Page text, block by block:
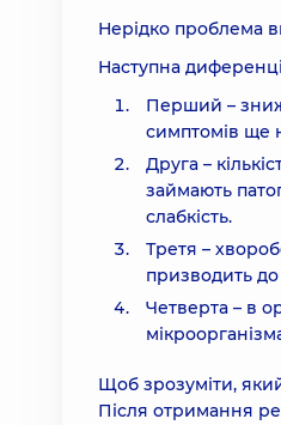
Нерідко проблема
Наступна
Перший –
симптомів ще
Друга –
займають
слабкість.
Третя –
призводить
Четверта – в
Щоб зрозуміти,
Після отримання